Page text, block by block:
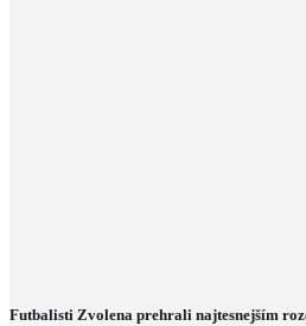
Futbalisti Zvolena prehrali najtesnejším